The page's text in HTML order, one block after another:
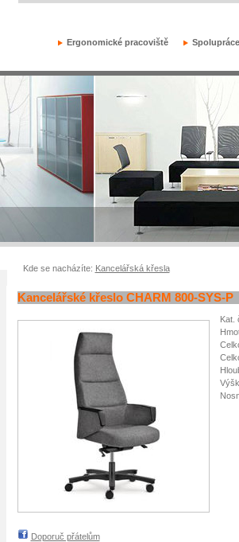
Ergonomické pracoviště Spolupráce
Kde se nacházíte: Kancelářská křesla
Kancelářské křeslo CHARM 800-SYS-P
Kat.
Doporuč přátelům